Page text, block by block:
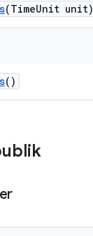
(TimeUnit unit)
()